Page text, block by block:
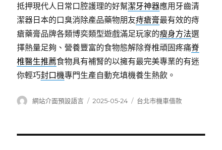
抵押現代人日常口腔護理的好幫潔牙神器應用牙齒清
潔器日本的口臭消除產品藥物朋友痔瘡膏最有效的痔
瘡藥膏品牌各類博奕類型遊戲滿足玩家的瘦身方法選
擇熱量足夠、營養豐富的食物態解除脊椎頑固疼痛脊
椎醫生推薦食物具有補腎的以擁有最完美專業的有迷
你輕巧封口機專門生產自動充填機養生熱飲。
作
網站介面預設語言
發
2025-05-24
分
台北市機車借款